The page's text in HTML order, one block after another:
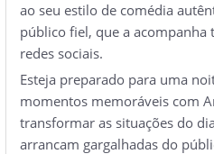
ao seu estilo de comédia
público fiel, que a acompanha
redes sociais.
Esteja preparado para uma
momentos memoráveis com
transformar as situações do
arrancam gargalhadas do